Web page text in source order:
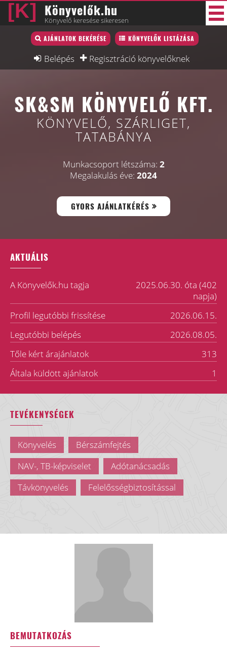
Könyvelők.hu
Könyvelő keresése sikeresen
AJÁNLATOK BEKÉRÉSE KÖNYVELŐK LISTÁZÁSA
Belépés Regisztráció könyvelőknek
Könyvelő lista
Könyvelési munkák
Interjú
SK&SM KÖNYVELŐ KFT.
KÖNYVELŐ, SZÁRLIGET,
TATABÁNYA
Munkacsoport létszáma: 2
Megalakulás éve: 2024
GYORS AJÁNLATKÉRÉS
AKTUÁLIS
A Könyvelők.hu tagja
2025.06.30. óta (402
napja)
Profil legutóbbi frissítése
2026.06.15.
Legutóbbi belépés
2026.08.05.
Tőle kért árajánlatok
313
Általa küldött ajánlatok
1
TEVÉKENYSÉGEK
Könyvelés
Bérszámfejtés
NAV-, TB-képviselet
Adótanácsadás
Távkönyvelés
Felelősségbiztosítással
BEMUTATKOZÁS